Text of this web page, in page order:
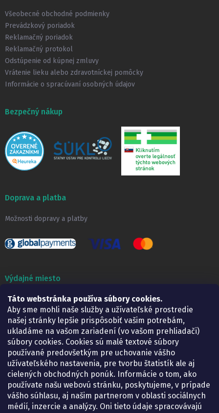
Táto webstránka používa súbory cookies.
Aby sme mohli naše služby a užívateľské prostredie
našej stránky lepšie prispôsobiť vašim potrebám,
ukladáme na vašom zariadení (vo vašom prehliadači)
súbory cookies. Cookies sú malé textové súbory
používané predovšetkým pre uchovanie vášho
užívateľského nastavenia, pre tvorbu štatistík ale aj
cielených obchodných ponúk. Informácie o tom, ako
používate našu webovú stránku, poskytujeme, v prípade
vášho súhlasu, aj našim partnerom v oblasti sociálnych
médií, inzercie a analýzy. Oni tieto údaje spracovávajú
Všeobecné obchodné podmienky
Prevádzkový poriadok
Reklamačný poriadok
Reklamačný protokol
Odstúpenie od kúpnej zmluvy
Vrátenie lieku alebo zdravotníckej pomôcky
Informácie o spracúvaní osobných údajov
Bezpečný nákup
Doprava a platba
Možnosti dopravy a platby
Výdajné miesto
Lekáreň ADONAI
Košice – Smetanova 2
Pondelok:
07.30 – 15.30 h.
Utorok:
07.30 – 16.00 h.
Streda:
07.30 – 16.00 h.
Štvrtok:
07.30 – 15.30 h.
Piatok:
07.30 – 15.30 h.
KONTAKT
eshop@lekarenadonai.sk